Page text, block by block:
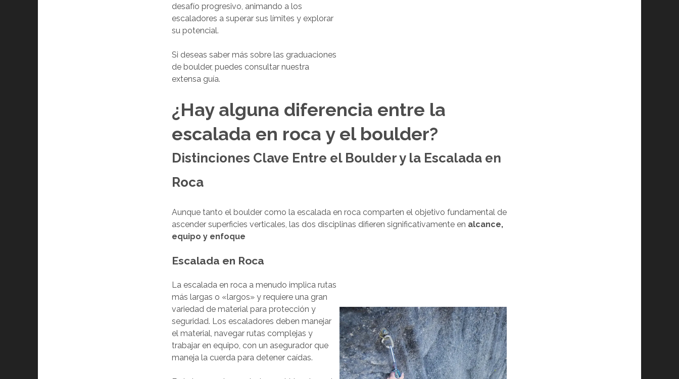
desafío progresivo, animando a los
escaladores a superar sus límites y explorar
su potencial.
Si deseas saber más sobre las graduaciones
de boulder, puedes consultar nuestra
extensa guía.
¿Hay alguna diferencia entre la
escalada en roca y el boulder?
Distinciones Clave Entre el Boulder y la Escalada en
Roca
Aunque tanto el boulder como la escalada en roca comparten el objetivo fundamental de
ascender superficies verticales, las dos disciplinas difieren significativamente en alcance,
equipo y enfoque
Escalada en Roca
La escalada en roca a menudo implica rutas
más largas o «largos» y requiere una gran
variedad de material para protección y
seguridad. Los escaladores deben manejar
el material, navegar rutas complejas y
trabajar en equipo, con un asegurador que
maneja la cuerda para detener caídas.